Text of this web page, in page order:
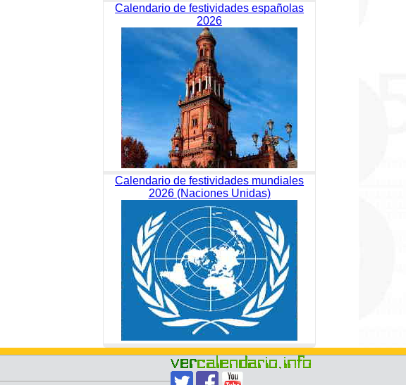
Calendario de festividades españolas
2026
Calendario de festividades mundiales
2026 (Naciones Unidas)